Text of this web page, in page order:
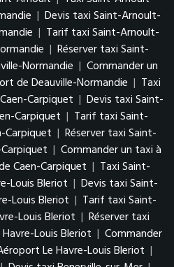
| Devis taxi Saint-Arnoult-
| Tarif taxi Saint-Arnoult-
| Réserver taxi Saint-
Normandie | Commander un
de Deauville-Normandie | Taxi
Carpiquet | Devis taxi Saint-
Carpiquet | Tarif taxi Saint-
Carpiquet | Réserver taxi Saint-
| Commander un taxi à
Caen-Carpiquet | Taxi Saint-
Louis Bleriot | Devis taxi Saint-
Louis Bleriot | Tarif taxi Saint-
Louis Bleriot | Réserver taxi
Louis Bleriot | Commander
Le Havre-Louis Bleriot |